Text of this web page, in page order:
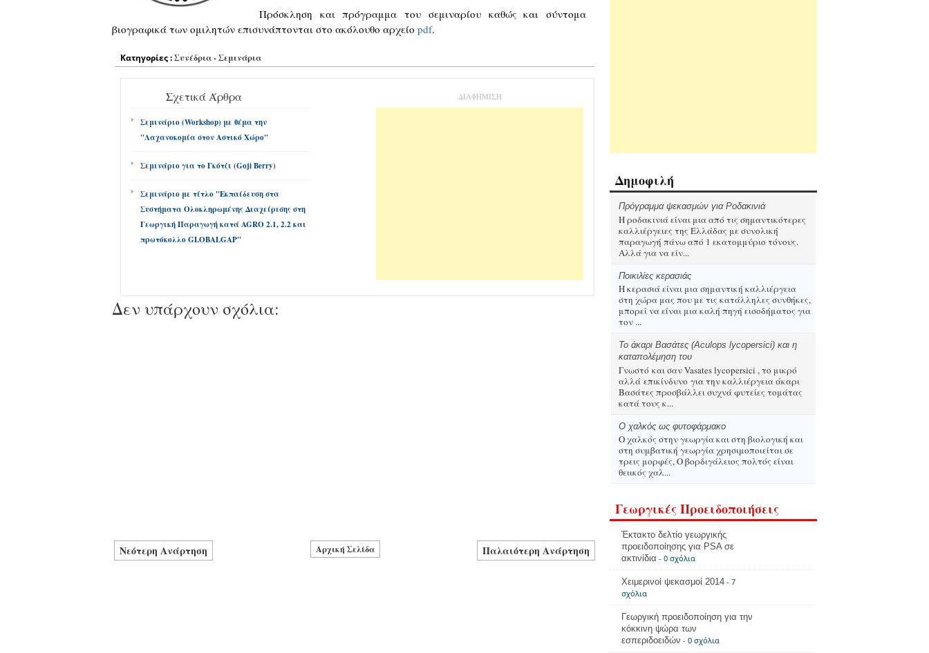
Πρόσκληση και πρόγραμμα του σεμιναρίου καθώς και σύντομα
βιογραφικά των ομιλητών επισυνάπτονται στο ακόλουθο αρχείο pdf.
Κατηγορίες :Συνέδρια - Σεμινάρια
Σχετικά Άρθρα
Σεμινάριο (Workshop) με θέμα την
"Λαχανοκομία στον Αστικό Χώρο"
Σεμινάριο για το Γκότζι (Goji Berry)
Σεμινάριο με τίτλο "Εκπαίδευση στα
Συστήματα Ολοκληρωμένης Διαχείρισης στη
Γεωργική Παραγωγή κατά AGRO 2.1, 2.2 και
πρωτόκολλο GLOBALGAP"
ΔΙΑΦΗΜΙΣΗ
Δεν υπάρχουν σχόλια:
Νεότερη Ανάρτηση Παλαιότερη Ανάρτηση
Αρχική Σελίδα
Δημοφιλή
Πρόγραμμα ψεκασμών για Ροδακινιά
Η ροδακινιά είναι μια από τις σημαντικότερες
καλλιέργειες της Ελλάδας με συνολική
παραγωγή πάνω από 1 εκατομμύριο τόνους.
Αλλά για να είν...
Ποικιλίες κερασιάς
Η κερασιά είναι μια σημαντική καλλιέργεια
στη χώρα μας που με τις κατάλληλες συνθήκες,
μπορεί να είναι μια καλή πηγή εισοδήματος για
τον ...
Το άκαρι Βασάτες (Aculops lycopersici) και η
καταπολέμηση του
Γνωστό και σαν Vasates lycopersici , το μικρό
αλλά επικίνδυνο για την καλλιέργεια άκαρι
Βασάτες προσβάλλει συχνά φυτείες τομάτας
κατά τους κ...
Ο χαλκός ως φυτοφάρμακο
Ο χαλκός στην γεωργία και στη βιολογική και
στη συμβατική γεωργία χρησιμοποιείται σε
τρεις μορφές, Ο βορδιγάλειος πολτός είναι
θειικός χαλ...
Γεωργικές Προειδοποιήσεις
Έκτακτο δελτίο γεωργικής
προειδοποίησης για PSA σε
ακτινίδια - 0 σχόλια
Χειμερινοί ψεκασμοί 2014 - 7
σχόλια
Γεωργική προειδοποίηση για την
κόκκινη ψώρα των
εσπεριδοειδών - 0 σχόλια